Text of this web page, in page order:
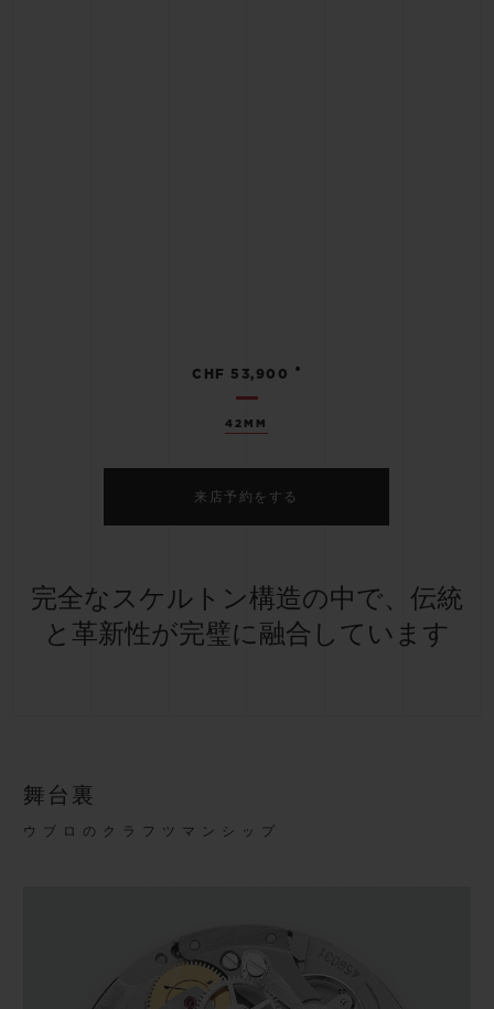
42MM
CHF 53,900 •
来店予約をする
完全なスケルトン構造の中で、伝統
と革新性が完璧に融合しています
舞台裏
ウブロのクラフツマンシップ